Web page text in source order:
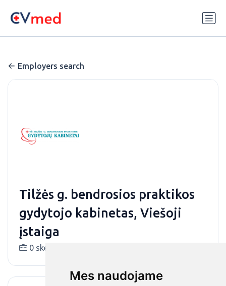
Mes naudojame
Employers search
Tilžės g. bendrosios praktikos
gydytojo kabinetas, Viešoji
įstaiga
0 skelbimai (-ų)